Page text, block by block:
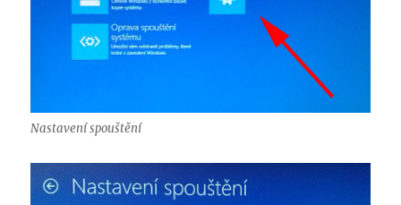
Nastavení spouštění